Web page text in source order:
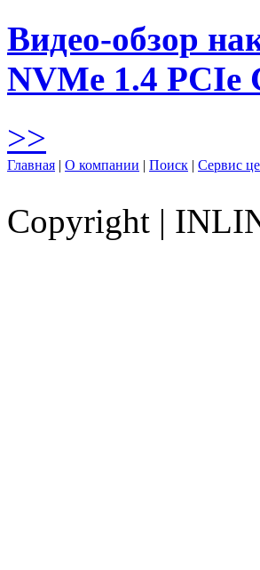
Видео-обзор
NVMe 1.4 PCIe
>>
Главная | О компании | Поиск | Сервис
Copyright |